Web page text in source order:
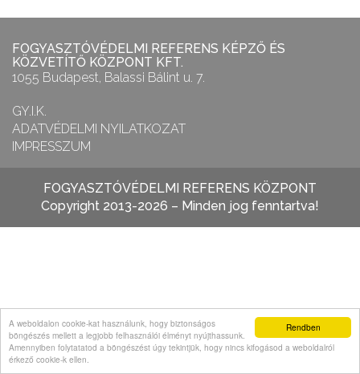
Rendben
A weboldalon cookie-kat használunk, hogy biztonságos
böngészés mellett a legjobb felhasználói élményt nyújthassunk.
Amennyiben folytatatod a böngészést úgy tekintjük, hogy nincs kifogásod a weboldalról
érkező cookie-k ellen.
FOGYASZTÓVÉDELMI REFERENS KÉPZŐ ÉS
KÖZVETÍTŐ KÖZPONT KFT.
1055 Budapest, Balassi Bálint u. 7.
GY.I.K.
ADATVÉDELMI NYILATKOZAT
IMPRESSZUM
FOGYASZTÓVÉDELMI REFERENS KÖZPONT
Copyright 2013-2026 – Minden jog fenntartva!